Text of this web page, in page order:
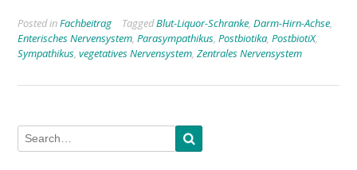
Posted inFachbeitrag TaggedBlut-Liquor-Schranke, Darm-Hirn-Achse,
Enterisches Nervensystem, Parasympathikus, Postbiotika, PostbiotiX,
Sympathikus, vegetatives Nervensystem, Zentrales Nervensystem